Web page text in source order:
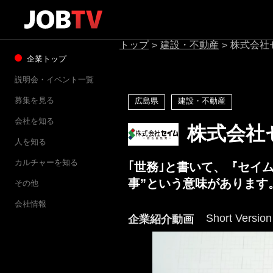
企業トップ
説明会・イベント一覧
募集を見る
会社を知る
人を知る
カルチャーを知る
その他
会社情報
トップ > 建設・不動産 > 株式会社
広島県 建設・不動産
株式会社
｢世務｣と書いて、『セイ
事”という意味があります
企業紹介動画 Short Version